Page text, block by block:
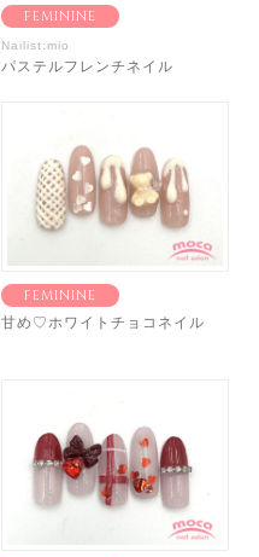
FEMININE
Nailist:mio
パステルフレンチネイル
FEMININE
甘め♡ホワイトチョコネイル